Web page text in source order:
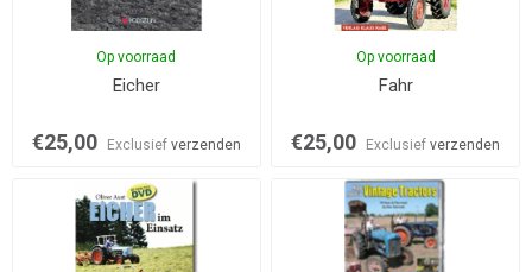
Op voorraad
Eicher
€25,00 Exclusief verzenden
Op voorraad
Fahr
€25,00 Exclusiefverzenden